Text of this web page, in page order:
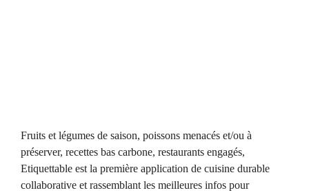
Fruits et légumes de saison, poissons menacés et/ou à
préserver, recettes bas carbone, restaurants engagés,
Etiquettable est la première application de cuisine durable
collaborative et rassemblant les meilleures infos pour